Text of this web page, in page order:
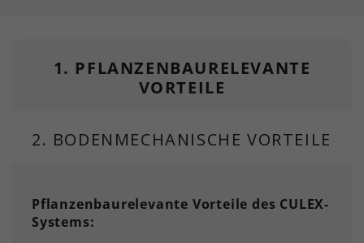
1. PFLANZENBAURELEVANTE
VORTEILE
2. BODENMECHANISCHE VORTEILE
Pflanzenbaurelevante Vorteile des CULEX-
Systems: